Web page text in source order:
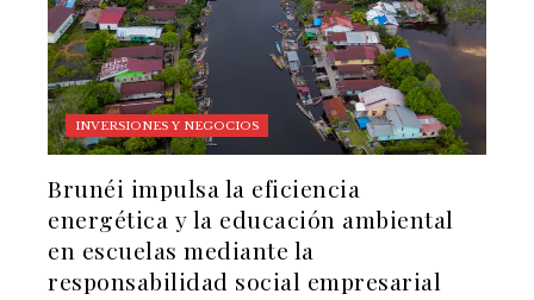
INVERSIONES Y NEGOCIOS
Brunéi impulsa la eficiencia
energética y la educación ambiental
en escuelas mediante la
responsabilidad social empresarial